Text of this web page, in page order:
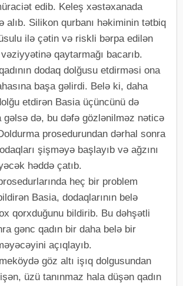
edib. Keleş xəstəxanada
alıb. Silikon qurbanı həkiminin tətbiq
ilə çətin və riskli bərpa edilən
qaytarmağı bacarıb.
dodaq dolğusu etdirməsi ona
başa gəlirdi. Belə ki, daha
etdirən Basia üçüncünü də
gəlsə də, bu dəfə gözlənilməz nəticə
prosedurundan dərhal sonra
şişməyə başlayıb və ağzını
həddə çatıb.
heç bir problem
Basia, dodaqlarının belə
qorxduğunu bildirib. Bu dəhşətli
gənc qadın bir daha belə bir
açıqlayıb.
göz altı işıq dolgusundan
üzü tanınmaz hala düşən qadın